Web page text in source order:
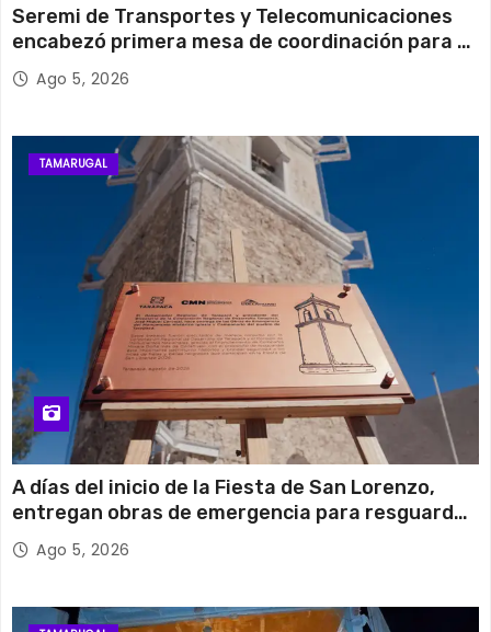
Seremi de Transportes y Telecomunicaciones
encabezó primera mesa de coordinación para el
retiro de cables en desuso en Iquique
Ago 5, 2026
TAMARUGAL
A días del inicio de la Fiesta de San Lorenzo,
entregan obras de emergencia para resguardar
su histórico campanario
Ago 5, 2026